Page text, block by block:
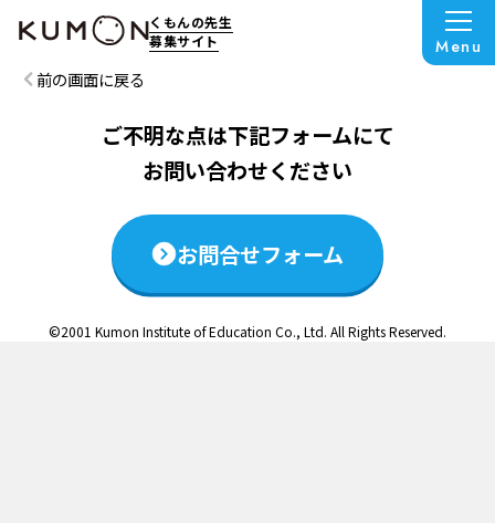
くもんの先生
募集サイト
Menu
この説明会は終了いたしました
前の画面に戻る
ご不明な点は下記フォームにて
お問い合わせください
お問合せフォーム
©2001 Kumon Institute of Education Co., Ltd. All Rights Reserved.